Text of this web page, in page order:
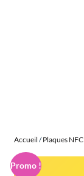
Accueil /Plaques NFC
Promo !